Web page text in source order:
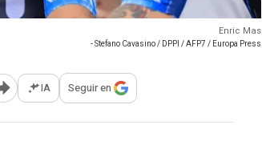
Enric Mas
- Stefano Cavasino / DPPI / AFP7 / Europa Press
Abrir opciones para compartir
IA Seguir en